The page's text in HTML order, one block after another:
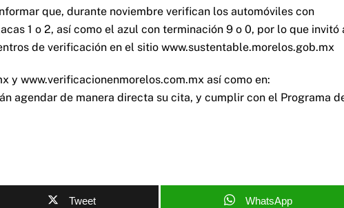
que, durante noviembre verifican los automóviles con
1 o 2, así como el azul con terminación 9 o 0, por lo que invitó
de verificación en el sitio www.sustentable.morelos.gob.mx
y www.verificacionenmorelos.com.mx así como en:
agendar de manera directa su cita, y cumplir con el Programa
Tweet WhatsApp